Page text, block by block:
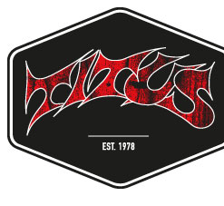
main
content